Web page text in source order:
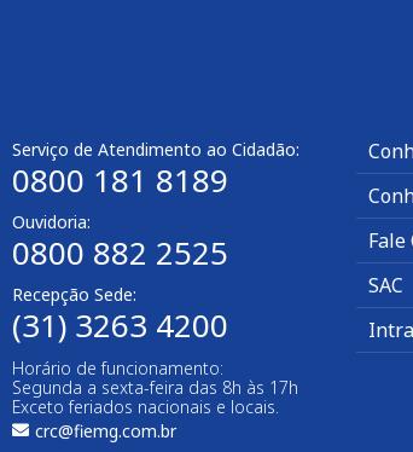
Serviço de Atendimento ao Cidadão:
0800 181 8189
Ouvidoria:
0800 882 2525
Recepção Sede:
(31) 3263 4200
Horário de funcionamento:
Segunda a sexta-feira das 8h às 17h
Exceto feriados nacionais e locais.
crc@fiemg.com.br
Fale
SAC